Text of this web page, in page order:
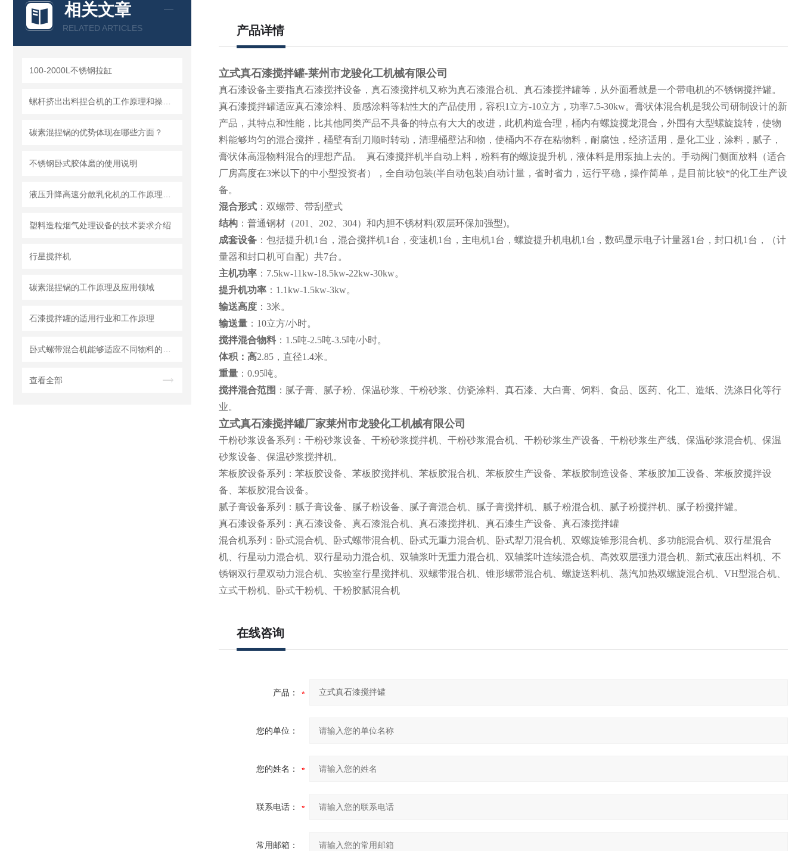
相关文章
RELATED ARTICLES
100-2000L不锈钢拉缸
碳素混捏锅的优势体现在哪些方面？
不锈钢卧式胶体磨的使用说明
塑料造粒烟气处理设备的技术要求介绍
行星搅拌机
碳素混捏锅的工作原理及应用领域
石漆搅拌罐的适用行业和工作原理
查看全部
产品详情
立式真石漆搅拌罐-莱州市龙骏化工机械有限公司
真石漆设备主要指真石漆搅拌设备，真石漆搅拌机又称为真石漆混合机、真石漆搅拌罐等，从外面看就是一个带电机的不锈钢搅拌罐。
真石漆搅拌罐适应真石漆涂料、质感涂料等粘性大的产品使用，容积1立方-10立方，功率7.5-30kw。膏状体混合机是我公司研制设计的新
产品，其特点和性能，比其他同类产品不具备的特点有大大的改进，此机构造合理，桶内有螺旋搅龙混合，外围有大型螺旋旋转，使物
料能够均匀的混合搅拌，桶壁有刮刀顺时转动，清理桶壁沾和物，使桶内不存在粘物料，耐腐蚀，经济适用，是化工业，涂料，腻子，
膏状体高湿物料混合的理想产品。
真石漆搅拌机半自动上料，粉料有的螺旋提升机，液体料是用泵抽上去的。手动阀门侧面放料（适合
厂房高度在3米以下的中小型投资者），全自动包装(半自动包装)自动计量，省时省力，运行平稳，操作简单，是目前比较*的化工生产设
备。
混合形式：双螺带、带刮壁式
结构：普通钢材（201、202、304）和内胆不锈材料(双层环保加强型)。
成套设备：包括提升机1 台，混合搅拌机1 台，变速机1 台，主电机1 台，螺旋提升机电机1 台，数码显示电子计量器1 台，封口机1 台，（计
量器和封口机可自配）共7台。
主机功率： 7.5kw-11kw-18.5kw-22kw-30kw。
提升机功率： 1.1kw-1.5kw-3kw。
输送高度： 3米。
输送量： 10立方/小时。
搅拌混合物料： 1.5吨-2.5吨-3.5吨/小时。
体积：高2.85，直径1.4米。
重量： 0.95吨。
搅拌混合范围 ：腻子膏、腻子粉、保温砂浆、干粉砂浆、仿瓷涂料、真石漆、大白膏、饲料、食品、医药、化工、造纸、洗涤日化等行
业。
立式真石漆搅拌罐厂家莱州市龙骏化工机械有限公司
干粉砂浆设备系列：干粉砂浆设备、干粉砂浆搅拌机、干粉砂浆混合机、干粉砂浆生产设备、干粉砂浆生产线、保温砂浆混合机、保温
砂浆设备、保温砂浆搅拌机。
苯板胶设备系列：苯板胶设备、苯板胶搅拌机、苯板胶混合机、苯板胶生产设备、苯板胶制造设备、苯板胶加工设备、苯板胶搅拌设
备、苯板胶混合设备。
腻子膏设备系列：腻子膏设备、腻子粉设备、腻子膏混合机、腻子膏搅拌机、腻子粉混合机、腻子粉搅拌机、腻子粉搅拌罐。
真石漆设备系列：真石漆设备、真石漆混合机、真石漆搅拌机、真石漆生产设备、真石漆搅拌罐
混合机系列：卧式混合机、卧式螺带混合机、卧式无重力混合机、卧式犁刀混合机、双螺旋锥形混合机、多功能混合机、双行星混合
机、行星动力混合机、双行星动力混合机、双轴浆叶无重力混合机、双轴桨叶连续混合机、高效双层强力混合机、新式液压出料机、不
锈钢双行星双动力混合机、实验室行星搅拌机、双螺带混合机、锥形螺带混合机、螺旋送料机、蒸汽加热双螺旋混合机、VH型混合机、
立式干粉机、卧式干粉机、干粉胶腻混合机
在线咨询
产品：
您的单位：
您的姓名：
联系电话：
常用邮箱：